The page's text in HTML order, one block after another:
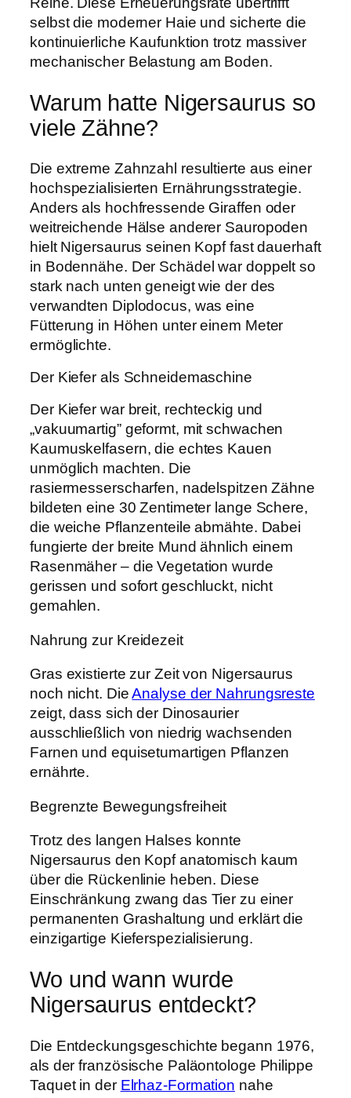
selbst die moderner Haie und sicherte die
kontinuierliche Kaufunktion trotz massiver
mechanischer Belastung am Boden.
Warum hatte Nigersaurus so
viele Zähne?
Die extreme Zahnzahl resultierte aus einer
hochspezialisierten Ernährungsstrategie.
Anders als hochfressende Giraffen oder
weitreichende Hälse anderer Sauropoden
hielt Nigersaurus seinen Kopf fast dauerhaft
in Bodennähe. Der Schädel war doppelt so
stark nach unten geneigt wie der des
verwandten Diplodocus, was eine
Fütterung in Höhen unter einem Meter
ermöglichte.
Der Kiefer als Schneidemaschine
Der Kiefer war breit, rechteckig und
„vakuumartig” geformt, mit schwachen
Kaumuskelfasern, die echtes Kauen
unmöglich machten. Die
rasiermesserscharfen, nadelspitzen Zähne
bildeten eine 30 Zentimeter lange Schere,
die weiche Pflanzenteile abmähte. Dabei
fungierte der breite Mund ähnlich einem
Rasenmäher – die Vegetation wurde
gerissen und sofort geschluckt, nicht
gemahlen.
Nahrung zur Kreidezeit
Gras existierte zur Zeit von Nigersaurus
noch nicht. DieAnalyse der Nahrungsreste
zeigt, dass sich der Dinosaurier
ausschließlich von niedrig wachsenden
Farnen und equisetumartigen Pflanzen
ernährte.
Begrenzte Bewegungsfreiheit
Trotz des langen Halses konnte
Nigersaurus den Kopf anatomisch kaum
über die Rückenlinie heben. Diese
Einschränkung zwang das Tier zu einer
permanenten Grashaltung und erklärt die
einzigartige Kieferspezialisierung.
Wo und wann wurde
Nigersaurus entdeckt?
Die Entdeckungsgeschichte begann 1976,
als der französische Paläontologe Philippe
Taquet in der Elrhaz-Formation nahe